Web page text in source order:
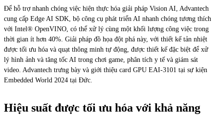
Để hỗ trợ nhanh chóng việc hiện thực hóa giải pháp Vision AI, Advantech
cung cấp Edge AI SDK, bộ công cụ phát triển AI nhanh chóng tương thích
với Intel® OpenVINO, có thể xử lý cùng một khối lượng công việc trong
thời gian ít hơn 40%. Giải pháp đồ họa đột phá này, với thiết kế tản nhiệt
được tối ưu hóa và quạt thông minh tự động, được thiết kế đặc biệt để xử
lý hình ảnh và tăng tốc AI trong chơi game, phân tích y tế và giám sát
video. Advantech trưng bày và giới thiệu card GPU EAI-3101 tại sự kiện
Embedded World 2024 tại Đức.
Hiệu suất được tối ưu hóa với khả năng